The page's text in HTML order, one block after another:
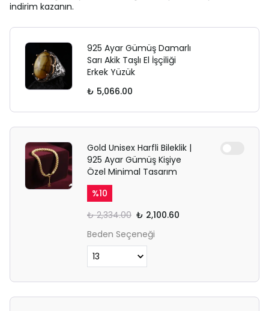
indirim kazanın.
925 Ayar Gümüş Damarlı
Sarı Akik Taşlı El İşçiliği
Erkek Yüzük
₺ 5,066.00
Gold Unisex Harfli Bileklik |
925 Ayar Gümüş Kişiye
Özel Minimal Tasarım
%10
₺ 2,334.00 ₺ 2,100.60
Beden Seçeneği